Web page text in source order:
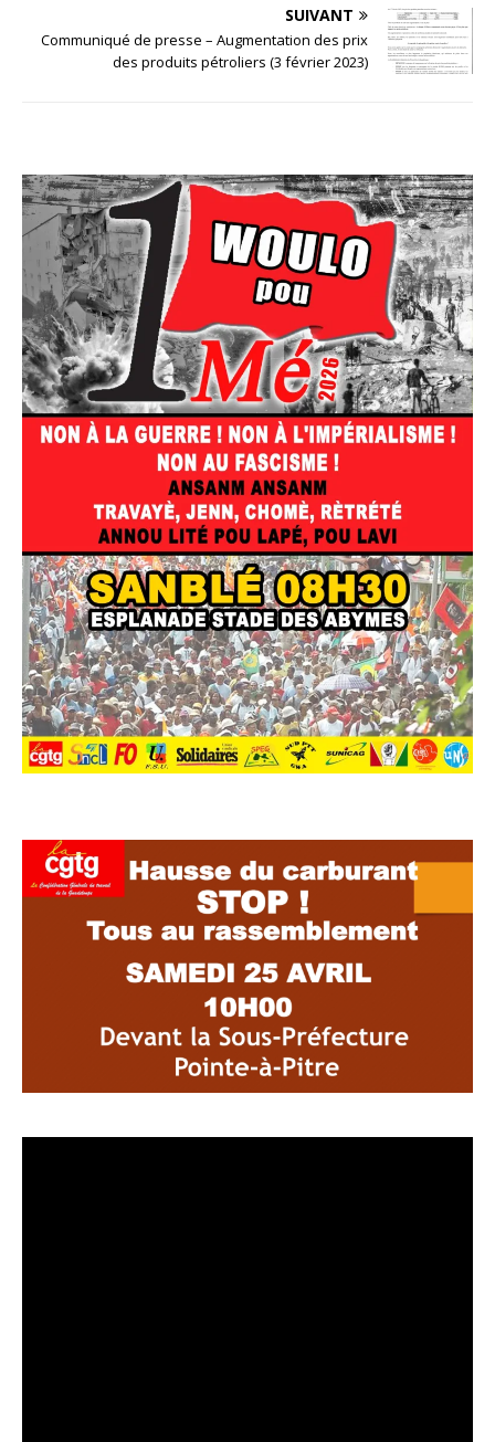
SUIVANT
Communiqué de presse – Augmentation des prix
des produits pétroliers (3 février 2023)